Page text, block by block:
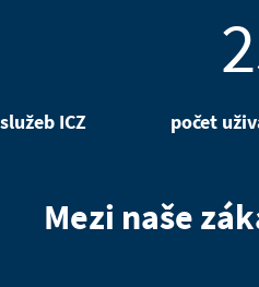
ICZ počet
Mezi naše